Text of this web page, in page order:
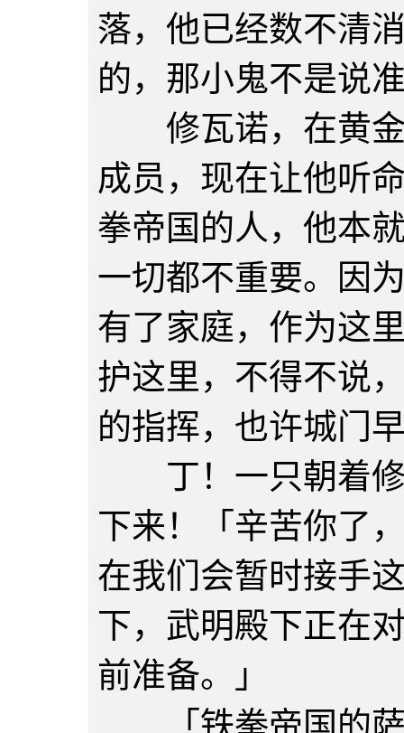
落，他已经数不清
的，那小鬼不是说
修瓦诺，在黄金
成员，现在让他听
拳帝国的人，他本
一切都不重要。因
有了家庭，作为这
护这里，不得不说
的指挥，也许城门
丁！一只朝着修
下来！「辛苦你了
在我们会暂时接手
下，武明殿下正在
前准备。」
「铁拳帝国的萨